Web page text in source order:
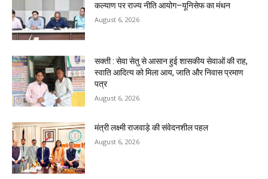
कल्याण पर राज्य नीति आयोग–यूनिसेफ का मंथन
August 6, 2026
सक्ती : सेवा सेतु से आसान हुई शासकीय सेवाओं की राह,
स्वाति आदित्य को मिला आय, जाति और निवास प्रमाण
पत्र
August 6, 2026
मंत्री लक्ष्मी राजवाड़े की संवेदनशील पहल
August 6, 2026